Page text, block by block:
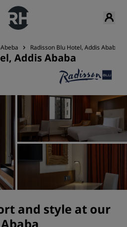
Radisson Blu Hotel, Addis Ababa
Addis Ababa
and style at our